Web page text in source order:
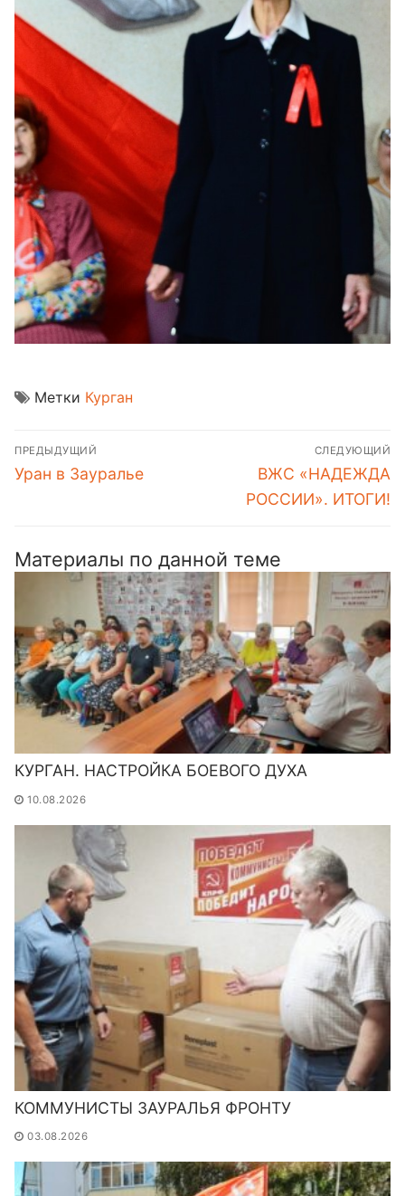
Метки Курган
Навигация
по
ПРЕДЫДУЩИЙ
Предыдущая
Уран в Зауралье
СЛЕДУЮЩИЙ
Следующая
запись:
ВЖС «НАДЕЖДА
РОССИИ». ИТОГИ!
Материалы по данной теме
КУРГАН. НАСТРОЙКА БОЕВОГО ДУХА
10.08.2026
КОММУНИСТЫ ЗАУРАЛЬЯ ФРОНТУ
03.08.2026